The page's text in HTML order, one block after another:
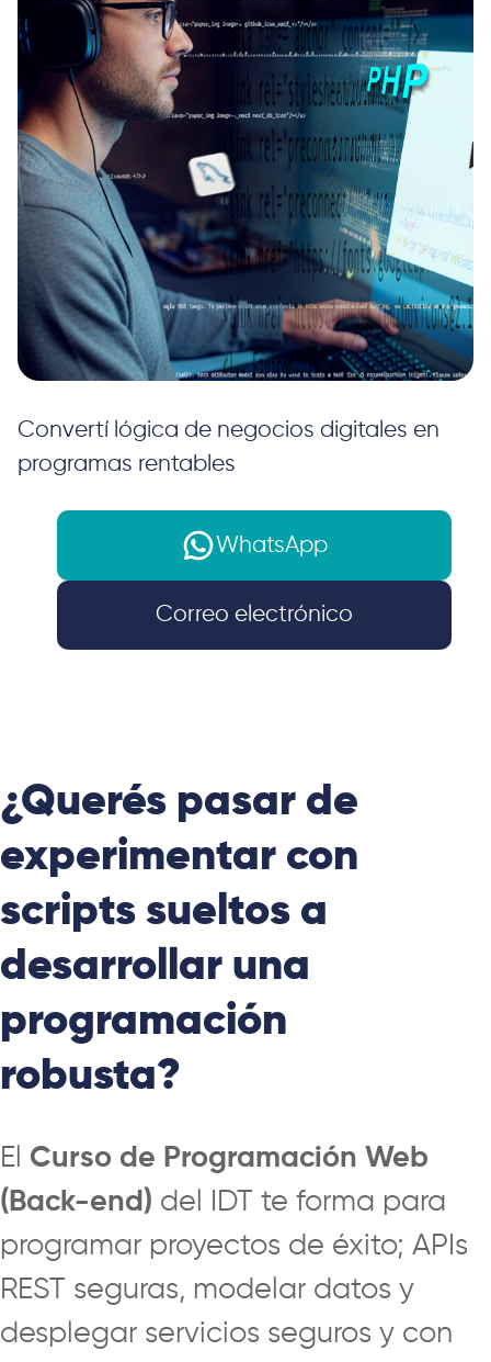
Convertí lógica de negocios digitales en
programas rentables
WhatsApp
Correo electrónico
¿Querés pasar de
experimentar con
scripts sueltos a
desarrollar una
programación
robusta?
El Curso de Programación Web
(Back-end) del IDT te forma para
programar proyectos de éxito; APIs
REST seguras, modelar datos y
desplegar servicios seguros y con